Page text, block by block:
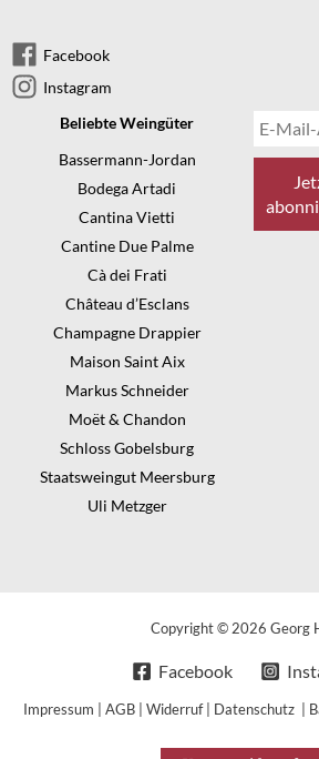
Facebook
Instagram
Beliebte Weingüter
Bassermann-Jordan
Bodega Artadi
Cantina Vietti
Cantine Due Palme
Cà dei Frati
Château d’Esclans
Champagne Drappier
Maison Saint Aix
Markus Schneider
Moët & Chandon
Schloss Gobelsburg
Staatsweingut Meersburg
Uli Metzger
Copyright © 2026 Georg
Facebook
Impressum AGB| Widerruf| Datenschutz